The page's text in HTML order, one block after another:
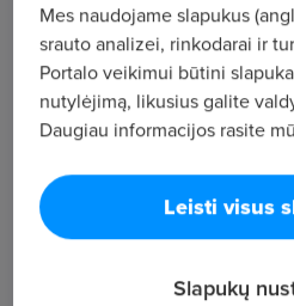
žmogus turi suprasti, kam
reikalingas, kaip juo
vadovas tikisi, kad
tokias dažniausias
nenaudoja dirbtinio intelekto:
Kaip ji atrodo
Mes naudojame slapukus
srauto analizei, rinkodarai ir
Portalo veikimui būtini
nutylėjimą, likusius galite
Daugiau informacijos rasite
Leisti visus
Slapukų